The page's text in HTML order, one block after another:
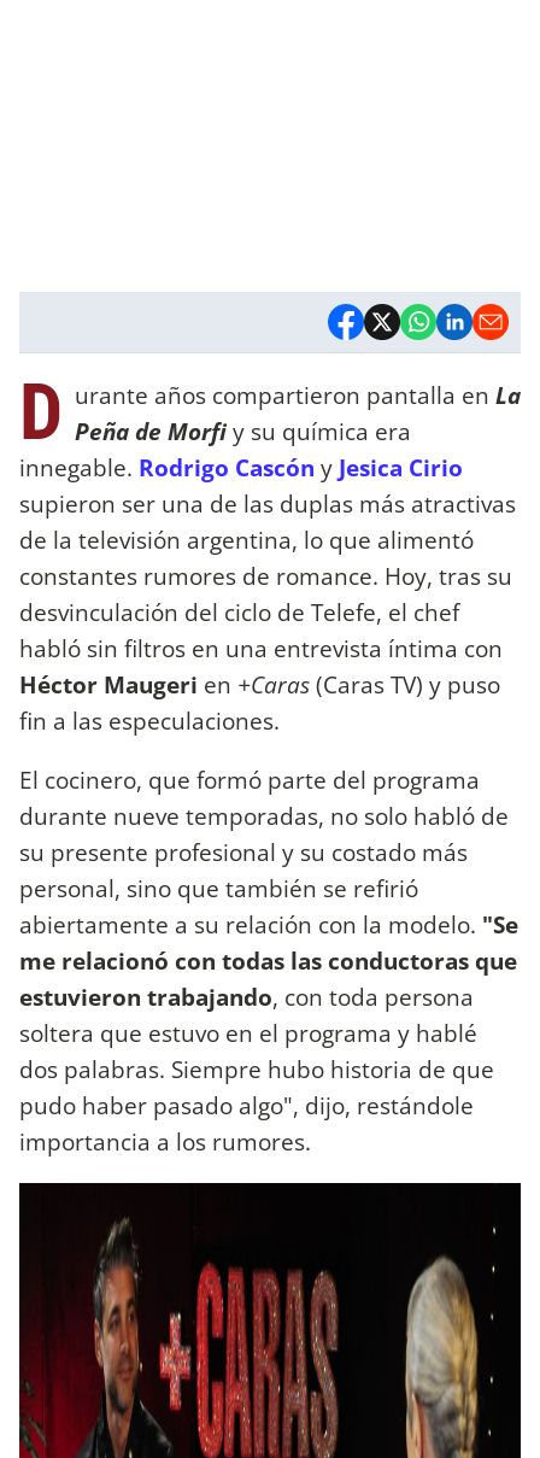
D urante años compartieron pantalla en La
Peña de Morfiy su química era
innegable. Rodrigo Cascón y Jesica Cirio
supieron ser una de las duplas más atractivas
de la televisión argentina, lo que alimentó
constantes rumores de romance. Hoy, tras su
desvinculación del ciclo de Telefe, el chef
habló sin filtros en una entrevista íntima con
Héctor Maugeri en +Caras(Caras TV) y puso
fin a las especulaciones.
El cocinero, que formó parte del programa
durante nueve temporadas, no solo habló de
su presente profesional y su costado más
personal, sino que también se refirió
abiertamente a su relación con la modelo. "Se
me relacionó con todas las conductoras que
estuvieron trabajando, con toda persona
soltera que estuvo en el programa y hablé
dos palabras. Siempre hubo historia de que
pudo haber pasado algo", dijo, restándole
importancia a los rumores.